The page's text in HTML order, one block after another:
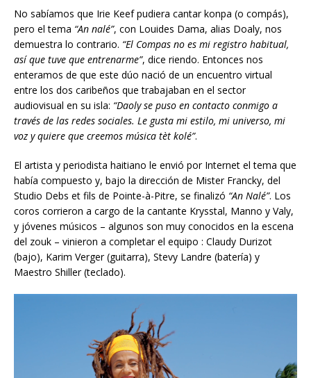
No sabíamos que Irie Keef pudiera cantar konpa (o compás),
pero el tema “An nalé”, con Louides Dama, alias Doaly, nos
demuestra lo contrario. “El Compas no es mi registro habitual,
así que tuve que entrenarme”, dice riendo. Entonces nos
enteramos de que este dúo nació de un encuentro virtual
entre los dos caribeños que trabajaban en el sector
audiovisual en su isla: “Daoly se puso en contacto conmigo a
través de las redes sociales. Le gusta mi estilo, mi universo, mi
voz y quiere que creemos música tèt kolé”.
El artista y periodista haitiano le envió por Internet el tema que
había compuesto y, bajo la dirección de Mister Francky, del
Studio Debs et fils de Pointe-à-Pitre, se finalizó “An Nalé”. Los
coros corrieron a cargo de la cantante Krysstal, Manno y Valy,
y jóvenes músicos – algunos son muy conocidos en la escena
del zouk – vinieron a completar el equipo : Claudy Durizot
(bajo), Karim Verger (guitarra), Stevy Landre (batería) y
Maestro Shiller (teclado).